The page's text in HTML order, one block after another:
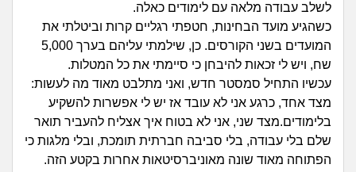
הורות ומשפחה
מתבגרים
מהבקו"ם... ועד מתי?!
לימודים וסטודנטים
לשלב עבודה מלאה עם לימודים כאלה.
כשהגיע מועד הבחינות, חטפתי רגליים קרות וביטלתי את
המועדים בשני הקורסים. כן, שילמתי עליהם בערך 5,000
שח, ויש לי זכאות להיבחן כי סיימתי את כל המטלות.
עכשיו התחיל סמסטר חדש, ואני מתלבט מאוד מה לעשות:
מצד אחד, כרגע אני לא עובד אז יש לי אפשרות להשקיע
בלימודים.מצד שני, אני לא בטוח איך אצליח להעביר תואר
שלם בלי עבודה, בלי סביבה חברתית תומכת, ובלי מלגות כי
הפתוחה מאוד שונה מאוניברסיטאות אחרות בקטע הזה.